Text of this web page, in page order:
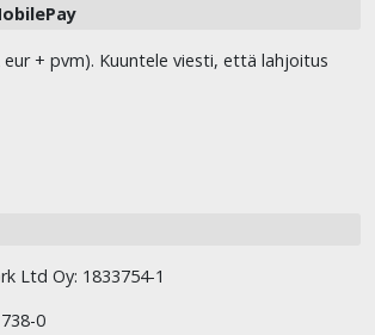
eur + pvm). Kuuntele viesti, että lahjoitus
Ltd Oy: 1833754-1
0